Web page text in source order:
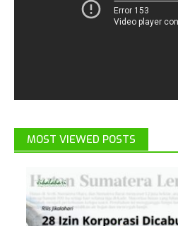
MOST VIEWED POSTS